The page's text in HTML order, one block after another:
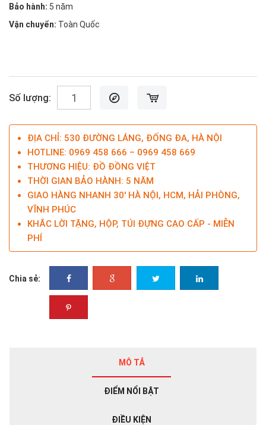
Bảo hành: 5 năm
Vận chuyển: Toàn Quốc
Số lượng:
ĐỊA CHỈ: 530 ĐƯỜNG LÁNG, ĐỐNG ĐA, HÀ NỘI
HOTLINE: 0969 458 666 – 0969 458 669
THƯƠNG HIỆU: ĐỒ ĐỒNG VIỆT
THỜI GIAN BẢO HÀNH: 5 NĂM
GIAO HÀNG NHANH 30' HÀ NỘI, HCM, HẢI PHÒNG,
VĨNH PHÚC
KHẮC LỜI TẶNG, HỘP, TÚI ĐỰNG CAO CẤP - MIỄN
PHÍ
Chia sẻ:
MÔ TẢ
ĐIỂM NỔI BẬT
ĐIỀU KIỆN